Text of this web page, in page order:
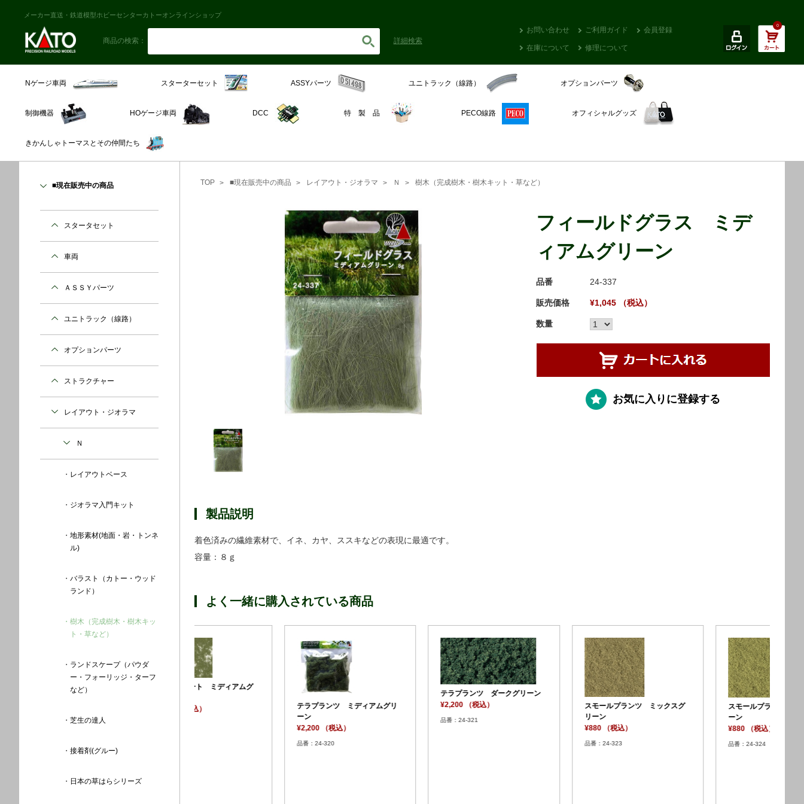
メーカー直送・鉄道模型ホビーセンターカトーオンラインショップ
商品の検索： 詳細検索
お問い合わせ ご利用ガイド 会員登録
在庫について 修理について
0
Nゲージ車両 スターターセット ASSYパーツ ユニトラック（線路） オプションパーツ
制御機器 HOゲージ車両 DCC 特 製 品 PECO線路 オフィシャルグッズ
きかんしゃトーマスとその仲間たち
TOP ■現在販売中の商品 レイアウト・ジオラマ Ｎ 樹木（完成樹木・樹木キット・草など）
フィールドグラス ミデ
ィアムグリーン
品番 24-337
販売価格 ¥1,045 （税込）
数量
お気に入りに登録する
製品説明
着色済みの繊維素材で、イネ、カヤ、ススキなどの表現に最適です。
容量：８ｇ
よく一緒に購入されている商品
ーン
テラプランツ ダークグリーン
スモールプランツ ミックスグ
スモールプランツ ライトグリ
スモールプランツ ミディアム
■現在販売中の商品
スタータセット
車両
ＡＳＳＹパーツ
ユニトラック（線路）
オプションパーツ
ストラクチャー
レイアウト・ジオラマ
Ｎ
レイアウトベース
ジオラマ入門キット
地形素材(地面・岩・トンネ
ル)
バラスト（カトー・ウッド
ランド）
樹木（完成樹木・樹木キッ
ト・草など）
ランドスケープ（パウダ
ー・フォーリッジ・ターフ
など）
芝生の達人
接着剤(グルー)
日本の草はらシリーズ